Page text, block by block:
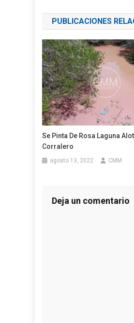
de
entradas
PUBLICACIONES
Se Pinta De Rosa Laguna
Corralero
agosto 13, 2022 CMM
Deja un comentario